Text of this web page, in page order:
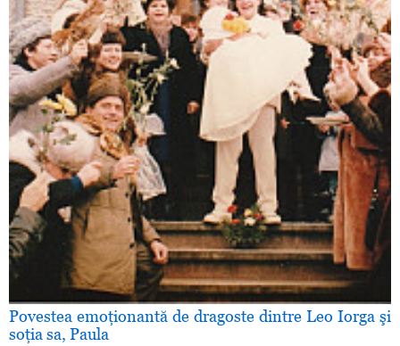
Povestea emoţionantă de dragoste dintre Leo Iorga şi
soţia sa, Paula